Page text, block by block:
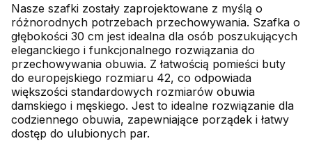
Nasze szafki zostały zaprojektowane z myślą o
różnorodnych potrzebach przechowywania. Szafka o
głębokości 30 cm jest idealna dla osób poszukujących
eleganckiego i funkcjonalnego rozwiązania do
przechowywania obuwia. Z łatwością pomieści buty
do europejskiego rozmiaru 42, co odpowiada
większości standardowych rozmiarów obuwia
damskiego i męskiego. Jest to idealne rozwiązanie dla
codziennego obuwia, zapewniające porządek i łatwy
dostęp do ulubionych par.